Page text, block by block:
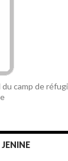
camp de